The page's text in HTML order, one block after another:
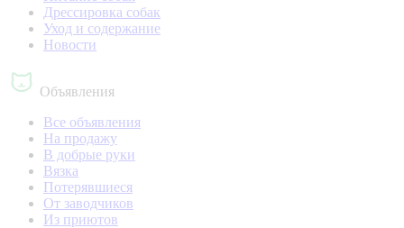
Дрессировка собак
Уход и содержание
Новости
Объявления
Все объявления
На продажу
В добрые руки
Вязка
Потерявшиеся
От заводчиков
Из приютов